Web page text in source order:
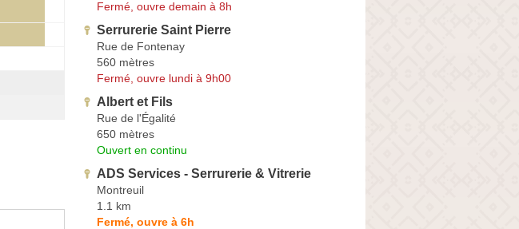
Fermé, ouvre demain à 8h
Serrurerie Saint Pierre
Rue de Fontenay
560 mètres
Fermé, ouvre lundi à 9h00
Albert et Fils
Rue de l'Égalité
650 mètres
Ouvert en continu
ADS Services - Serrurerie & Vitrerie
Montreuil
1.1 km
Fermé, ouvre à 6h